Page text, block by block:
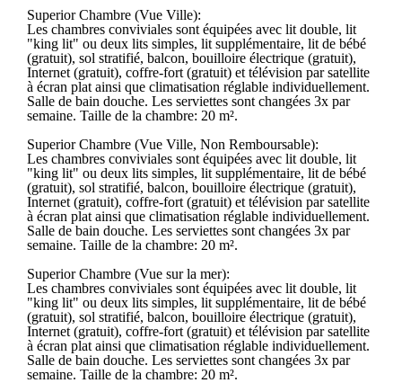
Superior Chambre (Vue Ville):
Les chambres conviviales sont équipées avec lit double, lit
"king lit" ou deux lits simples, lit supplémentaire, lit de bébé
(gratuit), sol stratifié, balcon, bouilloire électrique (gratuit),
Internet (gratuit), coffre-fort (gratuit) et télévision par satellite
à écran plat ainsi que climatisation réglable individuellement.
Salle de bain douche. Les serviettes sont changées 3x par
semaine. Taille de la chambre: 20 m².
Superior Chambre (Vue Ville, Non Remboursable):
Les chambres conviviales sont équipées avec lit double, lit
"king lit" ou deux lits simples, lit supplémentaire, lit de bébé
(gratuit), sol stratifié, balcon, bouilloire électrique (gratuit),
Internet (gratuit), coffre-fort (gratuit) et télévision par satellite
à écran plat ainsi que climatisation réglable individuellement.
Salle de bain douche. Les serviettes sont changées 3x par
semaine. Taille de la chambre: 20 m².
Superior Chambre (Vue sur la mer):
Les chambres conviviales sont équipées avec lit double, lit
"king lit" ou deux lits simples, lit supplémentaire, lit de bébé
(gratuit), sol stratifié, balcon, bouilloire électrique (gratuit),
Internet (gratuit), coffre-fort (gratuit) et télévision par satellite
à écran plat ainsi que climatisation réglable individuellement.
Salle de bain douche. Les serviettes sont changées 3x par
semaine. Taille de la chambre: 20 m².